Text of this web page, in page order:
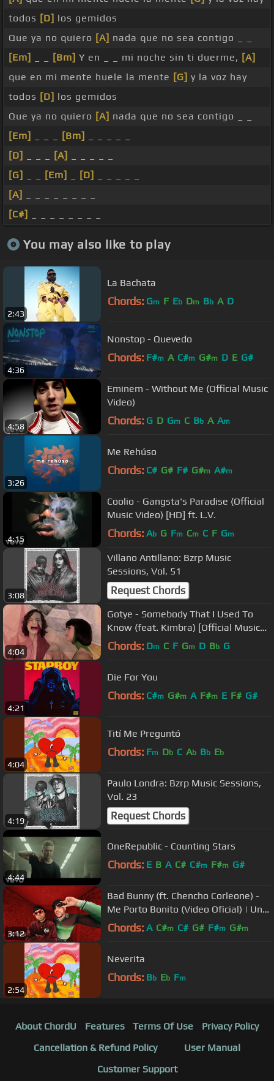
todos [D] los gemidos
Que ya no quiero [A] nada que no sea contigo _ _
[Em]
[Bm] Y en _ _ mi noche sin ti duerme, [A]
que en mi mente huele la mente [G] y la voz hay
todos [D] los gemidos
Que ya no quiero [A] nada que no sea contigo _ _
[Em]
[Bm]
[D]
[A]
[G]
[Em] [D]
[A]
[C#]
You may also like to play
2:43
La Bachata
Chords: Gm F Eb Dm Bb A D
4:36
Nonstop - Quevedo
Chords: F#m A C#m G#m D E G#
4:58
Eminem - Without Me (Official Music
Video)
Chords: G D Gm C Bb A Am
3:26
Me Rehúso
Chords: C# G# F# G#m A#m
4:15
Coolio - Gangsta's Paradise (Official
Music Video) [HD] ft. L.V.
Chords: Ab G Fm Cm C F Gm
3:08
Villano Antillano: Bzrp Music
Sessions, Vol. 51
Request Chords
4:04
Gotye - Somebody That I Used To
Know (feat. Kimbra) [Official Music
Video]
Chords: Dm C F Gm D Bb G
4:21
Die For You
Chords: C#m G#m A F#m E F# G#
4:04
Tití Me Preguntó
Chords: Fm Db C Ab Bb Eb
4:19
Paulo Londra: Bzrp Music Sessions,
Vol. 23
Request Chords
4:44
OneRepublic - Counting Stars
Chords: E B A C# C#m F#m G#
3:12
Bad Bunny (ft. Chencho Corleone) -
Me Porto Bonito (Video Oficial) | Un
Verano Sin Ti
Chords: A C#m C# G# F#m G#m
2:54
Neverita
Chords: Bb Eb Fm
About ChordU Features Terms Of Use
Privacy Policy
Cancellation & Refund Policy
User Manual
Customer Support